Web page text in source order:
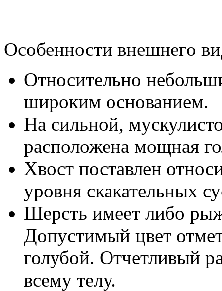
Особенности внешнего
Относительно
широким основанием.
На сильной,
расположена мощная
Хвост поставлен
уровня скакательных
Шерсть имеет либо
Допустимый цвет
голубой. Отчетливый
всему телу.